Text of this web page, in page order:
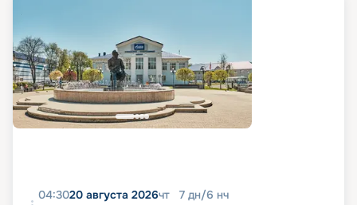
04:3020 августа 2026чт 7 дн/6 нч